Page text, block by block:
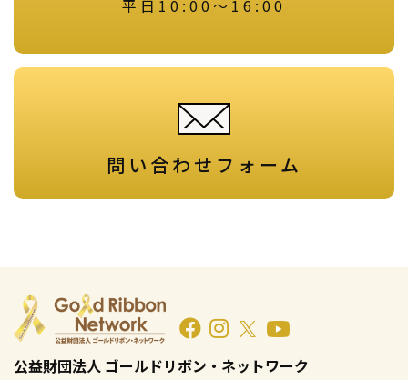
平日10:00～16:00
問い合わせフォーム
公益財団法人 ゴールドリボン・ネットワーク